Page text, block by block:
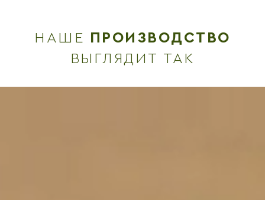
НАШЕ
ПРОИЗВОДСТВО
ВЫГЛЯДИТ ТАК